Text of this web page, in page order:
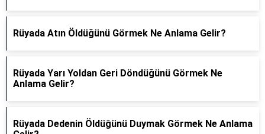
Rüyada Atın Öldüğünü Görmek Ne Anlama Gelir?
Rüyada Yarı Yoldan Geri Döndüğünü Görmek Ne
Anlama Gelir?
Rüyada Dedenin Öldüğünü Duymak Görmek Ne Anlama